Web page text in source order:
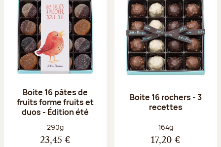
Boite 16 pâtes de
fruits forme fruits et
duos - Édition été
Poids net :
290g
23,45 €
Boite 16 rochers - 3
recettes
Poids net :
164g
17,20 €